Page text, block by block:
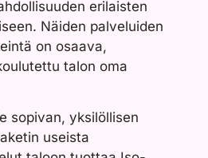
erilaisten
Näiden palveluiden
on osaava,
talon oma
sopivan, yksilöllisen
useista